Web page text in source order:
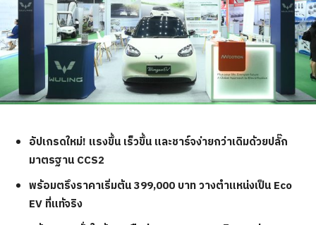
อัปเกรดใหม่! แรงขึ้น เร็วขึ้น และชาร์จง่ายกว่าเดิมด้วยปลั๊ก
มาตรฐาน CCS2
พร้อมตรึงราคาเริ่มต้น 399,000 บาท วางตำแหน่งเป็น Eco
EV ที่แท้จริง